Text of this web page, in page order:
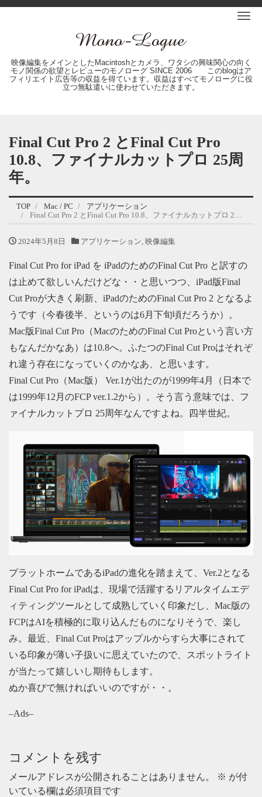
映像編集をメインとしたMacintoshとカメラ、ワタシの興味関心の向く
モノ関係の欲望とレビューのモノローグ SINCE 2006 このblogはア
フィリエイト広告等の収益を得ています。収益はすべてモノローグに役
立つ無駄遣いに使わせていただきます。
Final Cut Pro 2 とFinal Cut Pro
10.8、ファイナルカットプロ 25周
年。
TOP Mac / PC
アプリケーション
Final Cut Pro 2 とFinal Cut Pro 10.8、ファイナルカットプロ 25周年。
2024年5月8日 アプリケーション, 映像編集
Final Cut Pro for iPad を iPadのためのFinal Cut Pro と訳すの
は止めて欲しいんだけどな・・と思いつつ、iPad版Final
Cut Proが大きく刷新、iPadのためのFinal Cut Pro 2 となるよ
うです（今春後半、というのは6月下旬頃だろうか）。
Mac版Final Cut Pro（MacのためのFinal Cut Proという言い方
もなんだかなあ）は10.8へ。ふたつのFinal Cut Proはそれぞ
れ違う存在になっていくのかなあ、と思います。
Final Cut Pro（Mac版） Ver.1が出たのが1999年4月（日本で
は1999年12月のFCP ver.1.2から）。そう言う意味では、フ
ァイナルカットプロ 25周年なんですよね。四半世紀。
プラットホームであるiPadの進化を踏まえて、Ver.2となる
Final Cut Pro for iPadは、現場で活躍するリアルタイムエデ
ィティングツールとして成熟していく印象だし、Mac版の
FCPはAIを積極的に取り込んだものになりそうで、楽し
み。最近、Final Cut Proはアップルからすら大事にされて
いる印象が薄い子扱いに思えていたので、スポットライト
が当たって嬉しいし期待もします。
ぬか喜びで無ければいいのですが・・。
–Ads–
コメントを残す
メールアドレスが公開されることはありません。 ※ が付
いている欄は必須項目です